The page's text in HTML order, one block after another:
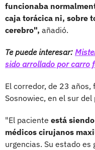
funcionaba
caja torácica ni, sobre
cerebro", añadió.
Te puede interesar:
sido arrollado por carro
El corredor, de 23
Sosnowiec, en el sur del
"El paciente está
médicos cirujanos
urgencias. Su estado es